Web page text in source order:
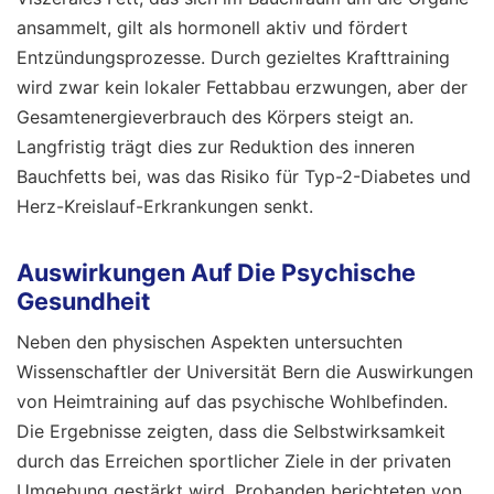
ansammelt, gilt als hormonell aktiv und fördert
Entzündungsprozesse. Durch gezieltes Krafttraining
wird zwar kein lokaler Fettabbau erzwungen, aber der
Gesamtenergieverbrauch des Körpers steigt an.
Langfristig trägt dies zur Reduktion des inneren
Bauchfetts bei, was das Risiko für Typ-2-Diabetes und
Herz-Kreislauf-Erkrankungen senkt.
Auswirkungen Auf Die Psychische
Gesundheit
Neben den physischen Aspekten untersuchten
Wissenschaftler der Universität Bern die Auswirkungen
von Heimtraining auf das psychische Wohlbefinden.
Die Ergebnisse zeigten, dass die Selbstwirksamkeit
durch das Erreichen sportlicher Ziele in der privaten